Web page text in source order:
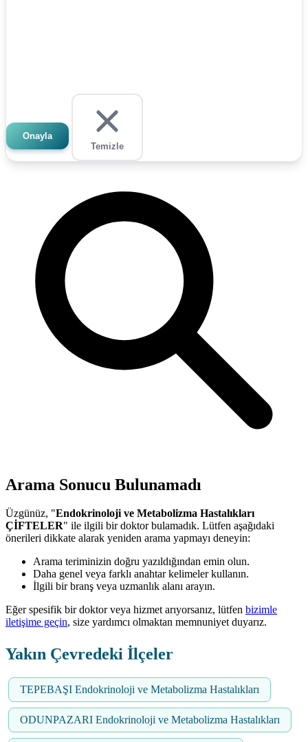
Onayla
Temizle
Arama Sonucu Bulunamadı
Üzgünüz, "Endokrinoloji ve Metabolizma Hastalıkları
ÇİFTELER" ile ilgili bir doktor bulamadık. Lütfen aşağıdaki
önerileri dikkate alarak yeniden arama yapmayı deneyin:
Arama teriminizin doğru yazıldığından emin olun.
Daha genel veya farklı anahtar kelimeler kullanın.
İlgili bir branş veya uzmanlık alanı arayın.
Eğer spesifik bir doktor veya hizmet arıyorsanız, lütfen bizimle
iletişime geçin, size yardımcı olmaktan memnuniyet duyarız.
Yakın Çevredeki İlçeler
TEPEBAŞI Endokrinoloji ve Metabolizma Hastalıkları
ODUNPAZARI Endokrinoloji ve Metabolizma Hastalıkları